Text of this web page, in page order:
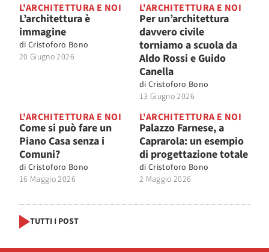
L'ARCHITETTURA E NOI
L’architettura è
immagine
di Cristoforo Bono
20 Giugno 2026
L'ARCHITETTURA E NOI
Per un’architettura
davvero civile
torniamo a scuola da
Aldo Rossi e Guido
Canella
di Cristoforo Bono
13 Giugno 2026
L'ARCHITETTURA E NOI
Come si può fare un
Piano Casa senza i
Comuni?
di Cristoforo Bono
16 Maggio 2026
L'ARCHITETTURA E NOI
Palazzo Farnese, a
Caprarola: un esempio
di progettazione totale
di Cristoforo Bono
2 Maggio 2026
TUTTI I POST